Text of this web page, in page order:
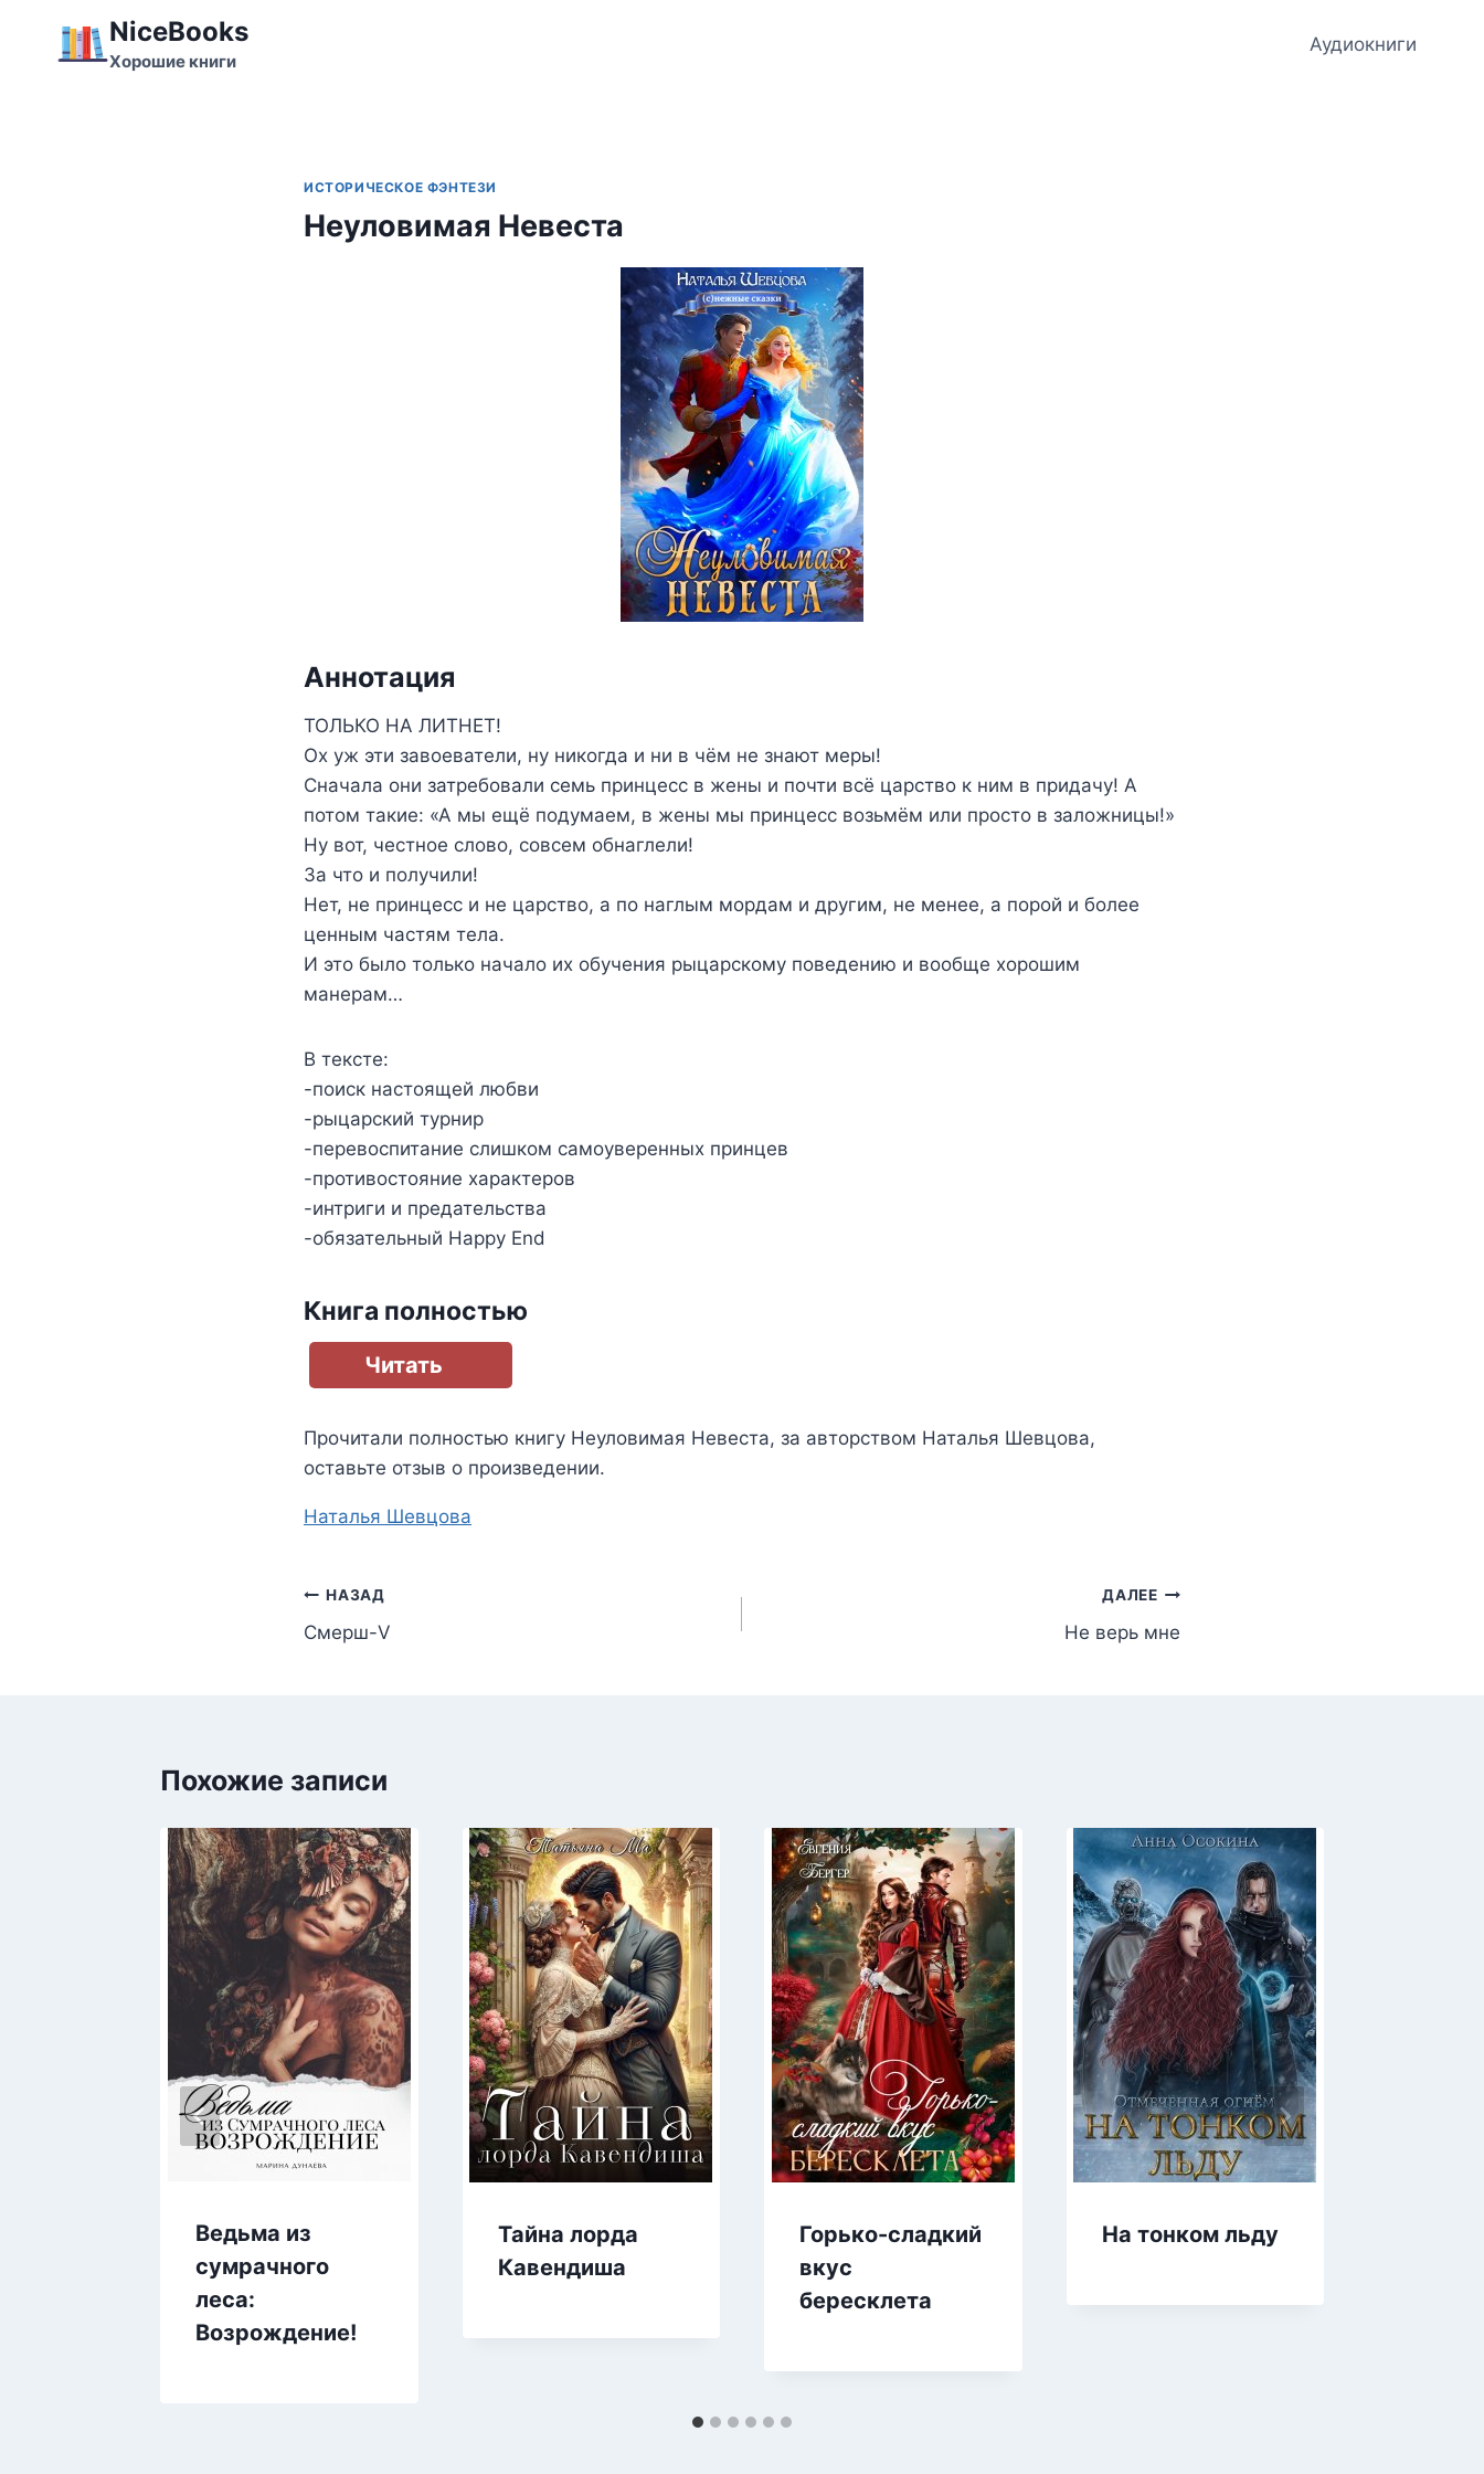
содержимому
NiceBooks
Хорошие книги
Аудиокниги
ИСТОРИЧЕСКОЕ ФЭНТЕЗИ
Неуловимая Невеста
Аннотация
ТОЛЬКО НА ЛИТНЕТ!
Ох уж эти завоеватели, ну никогда и ни в чём не знают меры!
Сначала они затребовали семь принцесс в жены и почти всё царство к ним в придачу! А
потом такие: «А мы ещё подумаем, в жены мы принцесс возьмём или просто в заложницы!»
Ну вот, честное слово, совсем обнаглели!
За что и получили!
Нет, не принцесс и не царство, а по наглым мордам и другим, не менее, а порой и более
ценным частям тела.
И это было только начало их обучения рыцарскому поведению и вообще хорошим
манерам…
В тексте:
-поиск настоящей любви
-рыцарский турнир
-перевоспитание слишком самоуверенных принцев
-противостояние характеров
-интриги и предательства
-обязательный Happy End
Книга полностью
Читать
Прочитали полностью книгу Неуловимая Невеста, за авторством Наталья Шевцова,
оставьте отзыв о произведении.
Метки
Наталья Шевцова
Навигация
по
НАЗАД
Смерш-V
ДАЛЕЕ
Не верь мне
Похожие записи
Ведьма из
сумрачного
леса:
Возрождение!
Тайна лорда
Кавендиша
Горько-сладкий
вкус
бересклета
На тонком льду